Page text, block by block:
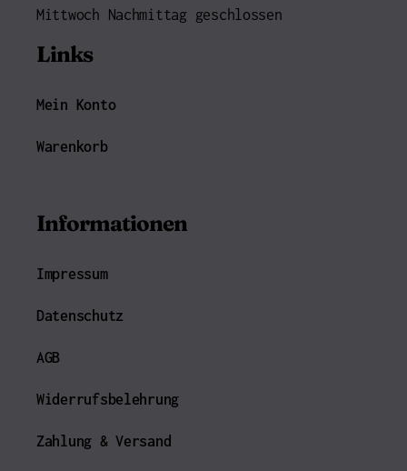
Mittwoch Nachmittag geschlossen
Links
Mein Konto
Warenkorb
Informationen
Impressum
Datenschutz
AGB
Widerrufsbelehrung
Zahlung & Versand